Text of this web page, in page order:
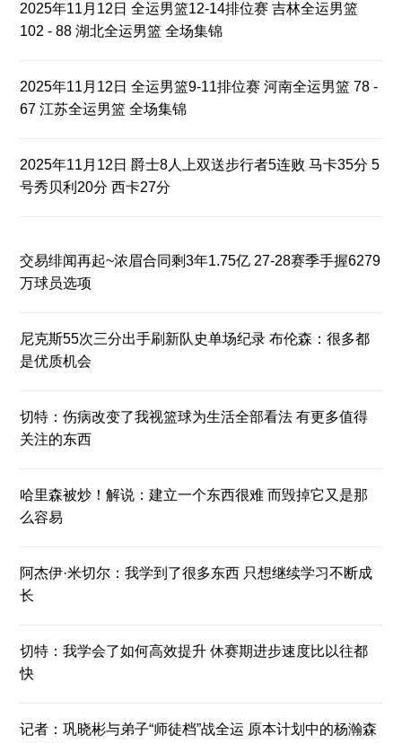
2025年11月12日 全运男篮12-14排位赛 吉林全运男篮
102 - 88 湖北全运男篮 全场集锦
2025年11月12日 全运男篮9-11排位赛 河南全运男篮 78 -
67 江苏全运男篮 全场集锦
2025年11月12日 爵士8人上双送步行者5连败 马卡35分 5
号秀贝利20分 西卡27分
交易绯闻再起~浓眉合同剩3年1.75亿 27-28赛季手握6279
万球员选项
尼克斯55次三分出手刷新队史单场纪录 布伦森：很多都
是优质机会
切特：伤病改变了我视篮球为生活全部看法 有更多值得
关注的东西
哈里森被炒！解说：建立一个东西很难 而毁掉它又是那
么容易
阿杰伊·米切尔：我学到了很多东西 只想继续学习不断成
长
切特：我学会了如何高效提升 休赛期进步速度比以往都
快
记者：巩晓彬与弟子“师徒档”战全运 原本计划中的杨瀚森